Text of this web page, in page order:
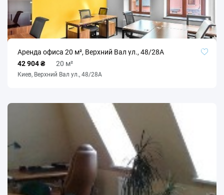
Аренда офиса 20 м², Верхний Вал ул., 48/28А
42 904 ₴
20 м²
Киев, Верхний Вал ул., 48/28А